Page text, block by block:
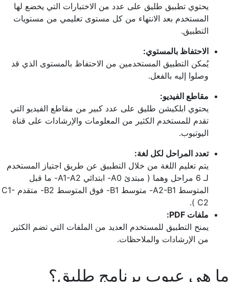
يحتوي تطبيق طليق على عدد من الاختبارات التي يخضع لها
المستخدم بعد الانتهاء من كل مستوى تعليمي من مستويات
التطبيق.
الاحتفاظ بالمستوي:
يُمكن التطبيق المستخدمين من الاحتفاظ بالمستوى الذي قد
وصلوا إليه بالفعل.
مقاطع الفيديو:
يحتوي ابلكيشن طليق على عدد كبير من مقاطع الفيديو التي
تقدم للمستخدم الكثير من المعلومات والإرشادات على قناة
اليوتيوب.
تعدد المراحل لكل لغة:
يتم تعليم اللغة من خلال التطبيق عن طريق اجتياز المستخدم
لـ 6 مراحل وهما ( مبتدئ A0- ابتدائي A1-A2- ما قبل
المتوسط A2-B1- متوسط B1- فوق المتوسط B2- متقدم C1-
C2 ).
ملفات PDF:
يمنح التطبيق للمستخدم العديد من الملفات التي تضم الكثير
من الإرشادات والملاحظات.
ما هي عيوب برنامج طليق؟